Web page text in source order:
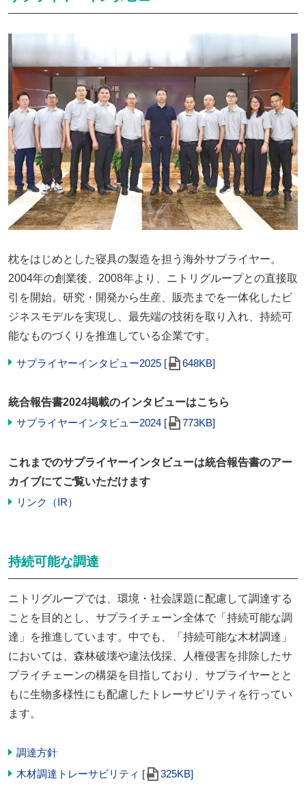
枕をはじめとした寝具の製造を担う海外サプライヤー。
2004年の創業後、2008年より、ニトリグループとの直接取
引を開始。研究・開発から生産、販売までを一体化したビ
ジネスモデルを実現し、最先端の技術を取り入れ、持続可
能なものづくりを推進している企業です。
サプライヤーインタビュー2025 [ 648KB]
統合報告書2024掲載のインタビューはこちら
サプライヤーインタビュー2024 [
773KB]
これまでのサプライヤーインタビューは統合報告書のアー
カイブにてご覧いただけます
リンク（IR）
持続可能な調達
ニトリグループでは、環境・社会課題に配慮して調達する
ことを目的とし、サプライチェーン全体で「持続可能な調
達」を推進しています。中でも、「持続可能な木材調達」
においては、森林破壊や違法伐採、人権侵害を排除したサ
プライチェーンの構築を目指しており、サプライヤーとと
もに生物多様性にも配慮したトレーサビリティを行ってい
ます。
調達方針
木材調達トレーサビリティ [
325KB]